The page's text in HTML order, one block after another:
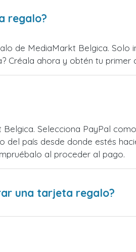
regalo?
de MediaMarkt Belgica. Solo
Créala ahora y obtén tu primer
Selecciona PayPal
país desde donde estés
al proceder al pago.
una tarjeta regalo?